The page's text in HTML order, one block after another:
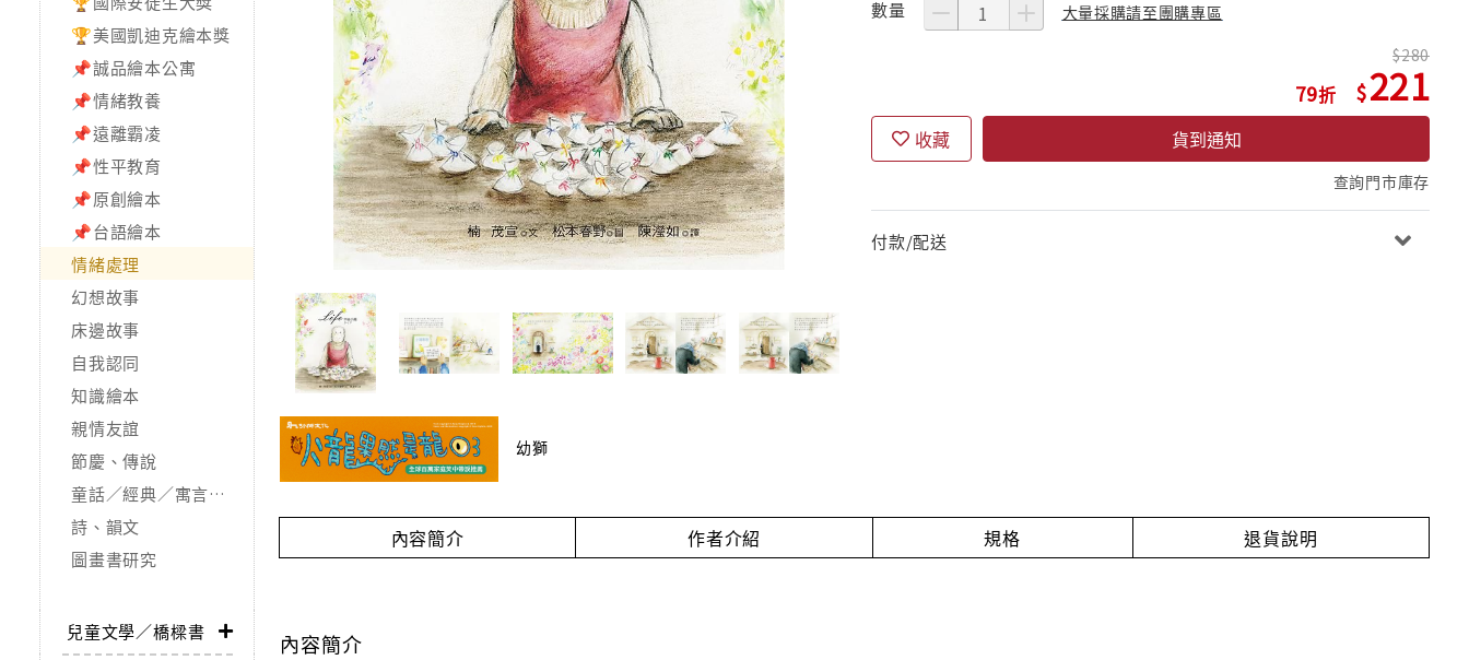
🏆美國凱迪克繪本獎
📌誠品繪本公寓
📌情緒教養
📌遠離霸凌
📌性平教育
📌原創繪本
📌台語繪本
情緒處理
幻想故事
床邊故事
自我認同
知識繪本
親情友誼
節慶、傳說
童話／經典／寓言故事
詩、韻文
圖畫書研究
兒童文學／橋樑書
幼獅
數量 大量採購請至團購專區
79
280
221
收藏 貨到通知
查詢門市庫存
付款/配送
內容簡介 作者介紹 規格 退貨說明
內容簡介